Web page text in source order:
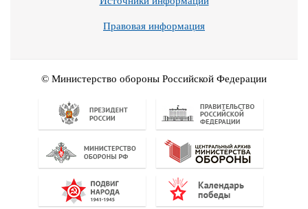
Правовая информация
© Министерство обороны Российской Федерации